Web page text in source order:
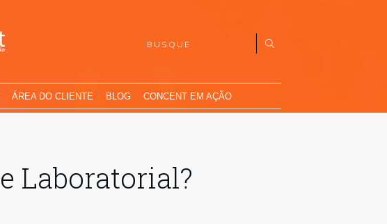
ÁREA DO CLIENTE BLOG CONCENT EM AÇÃO
Laboratorial?